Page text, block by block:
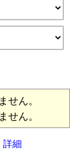
ん。
せん。
詳細